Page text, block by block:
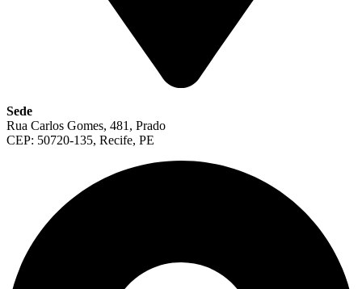
Sede
Rua Carlos Gomes, 481, Prado
CEP: 50720-135, Recife, PE